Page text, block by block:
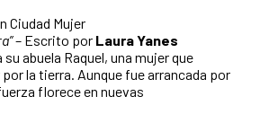
Ciudad Mujer
– Escrito por Laura Yanes
su abuela Raquel, una mujer que
la tierra. Aunque fue arrancada por
florece en nuevas